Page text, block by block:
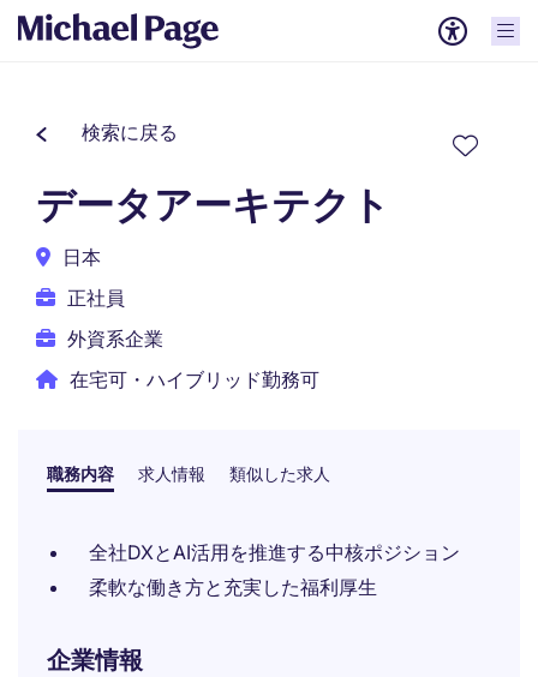
検索に戻る
データアーキテクト
日本
正社員
外資系企業
在宅可・ハイブリッド勤務可
職務内容 求人情報 類似した求人
全社DXとAI活用を推進する中核ポジション
柔軟な働き方と充実した福利厚生
企業情報